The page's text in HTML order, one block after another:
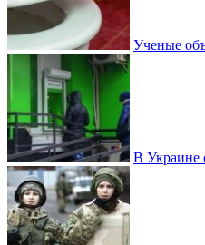
Ученые
В Украине